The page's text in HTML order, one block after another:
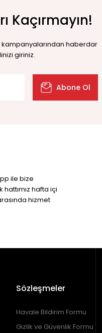
Kaçırmayın!
haberdar
giriniz.
Abone Ol
ile bize
hafta içi
hizmet
Sözleşmeler
Havale Bildirim Formu
Gizlik ve Güvenlik Formu